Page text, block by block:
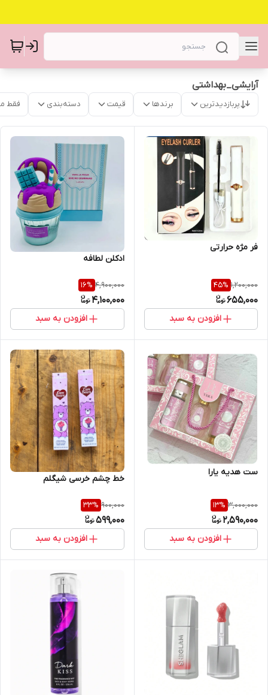
آرایشی_بهداشتی
پربازدیدترین برندها قیمت دسته‌بندی فقط
فر مژه حرارتی
1,200,000
45%
655,000
افزودن به سبد
ادکلن لطافه
4,900,000
16%
4,100,000
افزودن به سبد
ست هدیه یارا
3,000,000
13%
2,590,000
افزودن به سبد
خط چشم خرسی شیگلم
900,000
33%
599,000
افزودن به سبد